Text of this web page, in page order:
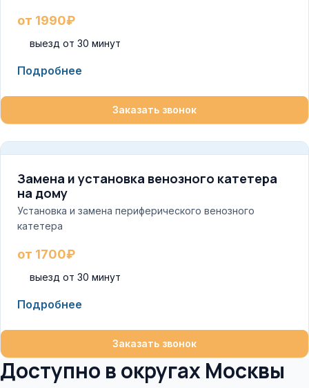
от 1990₽
выезд от 30 минут
Подробнее
Заказать звонок
Замена и установка венозного катетера
на дому
Установка и замена периферического венозного
катетера
от 1700₽
выезд от 30 минут
Подробнее
Заказать звонок
Доступно в округах Москвы